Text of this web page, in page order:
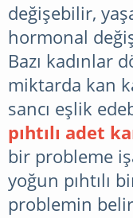
değişebilir,
hormonal
Bazı kadınlar
miktarda kan
sancı eşlik
pıhtılı adet
bir probleme
yoğun pıhtılı
problemin